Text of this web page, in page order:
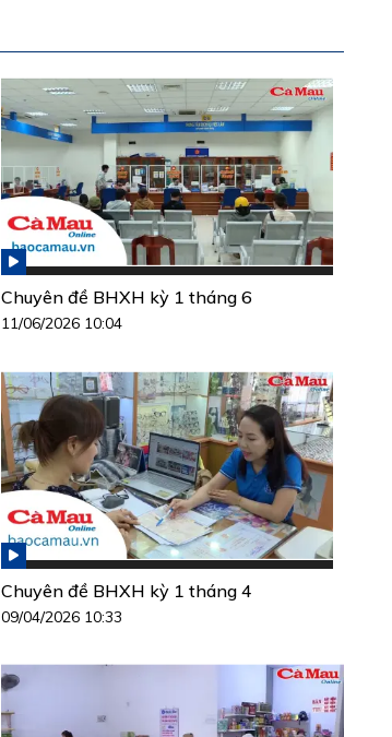
Chuyên đề BHXH kỳ 1 tháng 6
11/06/2026 10:04
Chuyên đề BHXH kỳ 1 tháng 4
09/04/2026 10:33